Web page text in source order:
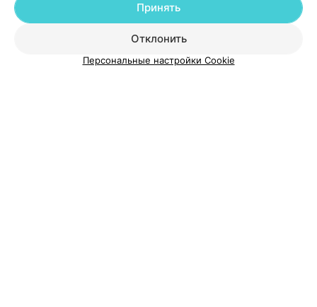
Новости проекта
Размещение рекламы
Медицинский маркетинг
Публичный договор
Отклонить
Принять
Персональные настройки Cookie